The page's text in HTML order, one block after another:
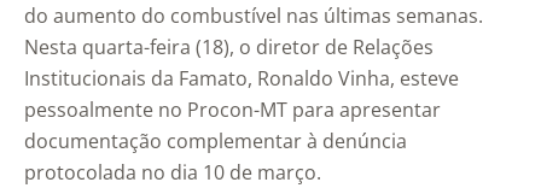
do aumento do combustível nas últimas semanas.
Nesta quarta-feira (18), o diretor de Relações
Institucionais da Famato, Ronaldo Vinha, esteve
pessoalmente no Procon-MT para apresentar
documentação complementar à denúncia
protocolada no dia 10 de março.